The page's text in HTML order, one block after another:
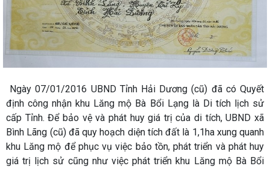
Ngày 07/01/2016 UBND Tỉnh Hải Dương (cũ) đã có Quyết
định công nhận khu Lăng mộ Bà Bổi Lạng là Di tích lịch sử
cấp Tỉnh. Để bảo vệ và phát huy giá trị của di tích, UBND xã
Bình Lãng (cũ) đã quy hoạch diện tích đất là 1,1ha xung quanh
khu Lăng mộ để phục vụ việc bảo tồn, phát triển và phát huy
giá trị lịch sử cũng như việc phát triển khu Lăng mộ Bà Bổi